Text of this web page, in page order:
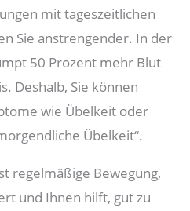
mit tageszeitlichen
Sie anstrengender. In der
50 Prozent mehr Blut
Deshalb, Sie können
wie Übelkeit oder
Übelkeit“.
regelmäßige Bewegung,
und Ihnen hilft, gut zu